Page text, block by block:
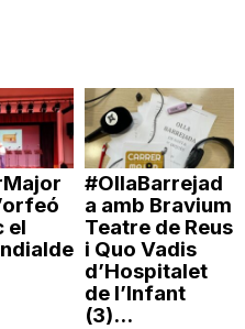
el
#OllaBarrejad
a amb Bravium
Teatre de Reus
i Quo Vadis
d’Hospitalet
de l’Infant
(3)...